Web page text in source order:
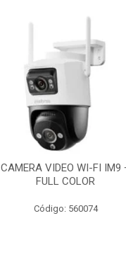
CAMERA VIDEO WI-FI IM9
FULL COLOR
Código: 560074